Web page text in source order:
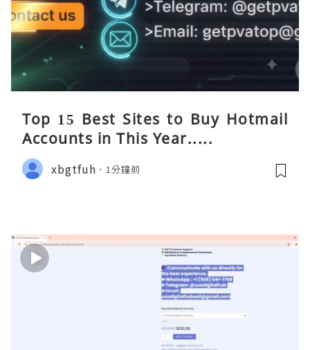
Top 15 Best Sites to Buy Hotmail
Accounts in This Year.....
xbgtfuh 1分鐘前